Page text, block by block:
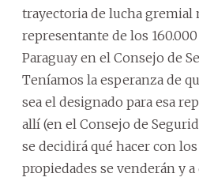
trayectoria de lucha gremial
representante de los
Paraguay en el Consejo de
Teníamos la esperanza de
sea el designado para esa
allí (en el Consejo de
se decidirá qué hacer con
propiedades se venderán y